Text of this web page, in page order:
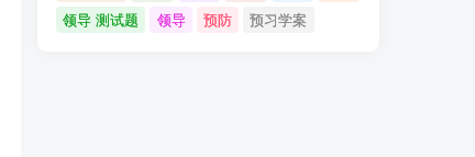
领导 测试题
领导 预防 预习学案